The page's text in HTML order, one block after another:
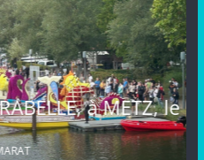
le
Activités estivales
FETE de la
août, METZ
16 septembre 2024